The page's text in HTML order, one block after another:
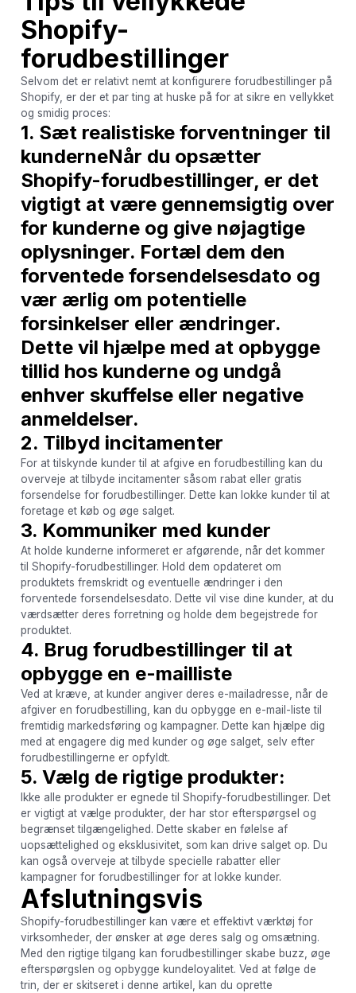
Shopify-
forudbestillinger
Selvom det er relativt nemt at konfigurere forudbestillinger på
Shopify, er der et par ting at huske på for at sikre en vellykket
og smidig proces:
1. Sæt realistiske forventninger til
kunderneNår du opsætter
Shopify-forudbestillinger, er det
vigtigt at være gennemsigtig over
for kunderne og give nøjagtige
oplysninger. Fortæl dem den
forventede forsendelsesdato og
vær ærlig om potentielle
forsinkelser eller ændringer.
Dette vil hjælpe med at opbygge
tillid hos kunderne og undgå
enhver skuffelse eller negative
anmeldelser.
2. Tilbyd incitamenter
For at tilskynde kunder til at afgive en forudbestilling kan du
overveje at tilbyde incitamenter såsom rabat eller gratis
forsendelse for forudbestillinger. Dette kan lokke kunder til at
foretage et køb og øge salget.
3. Kommuniker med kunder
At holde kunderne informeret er afgørende, når det kommer
til Shopify-forudbestillinger. Hold dem opdateret om
produktets fremskridt og eventuelle ændringer i den
forventede forsendelsesdato. Dette vil vise dine kunder, at du
værdsætter deres forretning og holde dem begejstrede for
produktet.
4. Brug forudbestillinger til at
opbygge en e-mailliste
Ved at kræve, at kunder angiver deres e-mailadresse, når de
afgiver en forudbestilling, kan du opbygge en e-mail-liste til
fremtidig markedsføring og kampagner. Dette kan hjælpe dig
med at engagere dig med kunder og øge salget, selv efter
forudbestillingerne er opfyldt.
5. Vælg de rigtige produkter:
Ikke alle produkter er egnede til Shopify-forudbestillinger. Det
er vigtigt at vælge produkter, der har stor efterspørgsel og
begrænset tilgængelighed. Dette skaber en følelse af
uopsættelighed og eksklusivitet, som kan drive salget op. Du
kan også overveje at tilbyde specielle rabatter eller
kampagner for forudbestillinger for at lokke kunder.
Afslutningsvis
Shopify-forudbestillinger kan være et effektivt værktøj for
virksomheder, der ønsker at øge deres salg og omsætning.
Med den rigtige tilgang kan forudbestillinger skabe buzz, øge
efterspørgslen og opbygge kundeloyalitet. Ved at følge de
trin, der er skitseret i denne artikel, kan du oprette